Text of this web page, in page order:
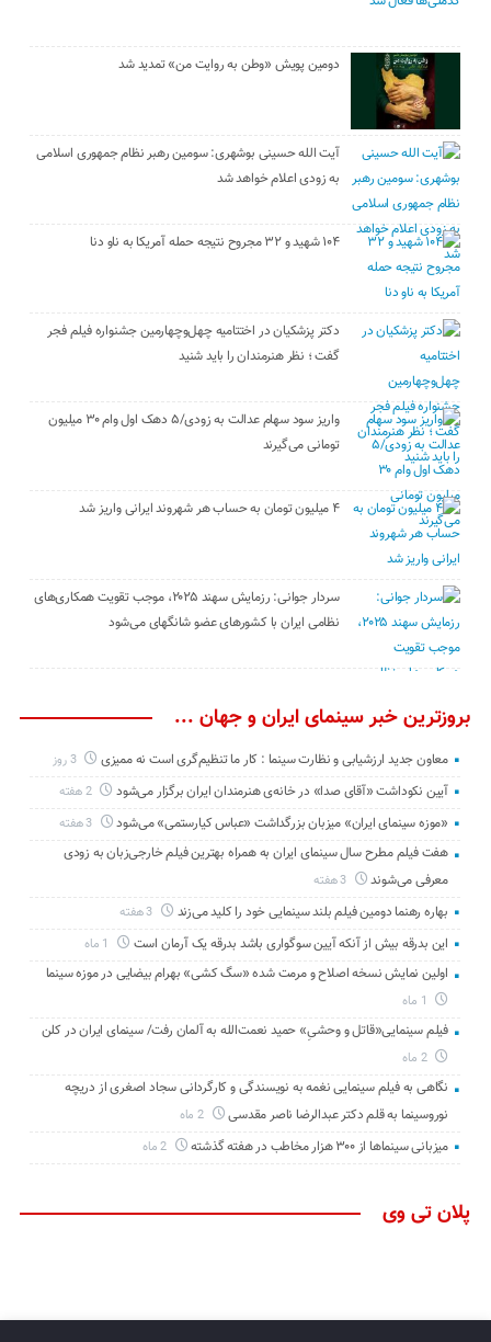
دومین پویش «وطن به روایت من» تمدید شد
آیت الله حسینی بوشهری: سومین رهبر نظام جمهوری اسلامی
به زودی اعلام خواهد شد
۱۰۴ شهید و ۳۲ مجروح نتیجه حمله آمریکا به ناو دنا
دکتر پزشکیان در اختتامیه چهل‌وچهارمین جشنواره فیلم فجر
گفت ؛ نظر هنرمندان را باید شنید
واریز سود سهام عدالت به زودی/۵ دهک اول وام ۳۰ میلیون
تومانی می‌گیرند
۴ میلیون تومان به حساب هر شهروند ایرانی واریز شد
سردار جوانی: رزمایش سهند ۲۰۲۵، موجب تقویت همکاری‌های
نظامی ایران با کشور‌های عضو شانگهای می‌شود
بروزترین خبر سینمای ایران و جهان ...
معاون جدید ارزشیابی و نظارت سینما : کار ما تنظیم‌گری است نه ممیزی 3 روز
آیین نکوداشت «آقای صدا» در خانه‌ی هنرمندان ایران برگزار می‌شود 2 هفته
«موزه سینمای ایران» میزبان بزرگداشت «عباس کیارستمی» می‌شود 3 هفته
هفت فیلم مطرح سال سینمای ایران به همراه بهترین فیلم خارجی‌زبان به زودی
معرفی می‌شوند
3 هفته
بهاره رهنما دومین فیلم بلند سینمایی خود را کلید می‌زند
این بدرقه بیش از آنکه آیین سوگواری باشد بدرقه یک آرمان است
اولین نمایش نسخه اصلاح و مرمت شده «سگ کشی» بهرام بیضایی در موزه سینما
فیلم سینمایی«قاتل و وحشیِ» حمید نعمت‌الله به آلمان رفت/ سینمای ایران در کلن
2 ماه
نگاهی به فیلم سینمایی نغمه به نویسندگی و کارگردانی سجاد اصغری از دریچه
نوروسینما به قلم دکتر عبدالرضا ناصر مقدسی
2 ماه
میزبانی سینماها از ۳۰۰ هزار مخاطب در هفته گذشته 2 ماه
پلان تی وی